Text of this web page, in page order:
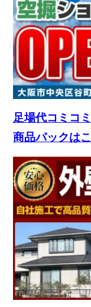
足場代コミコ
商品パックは